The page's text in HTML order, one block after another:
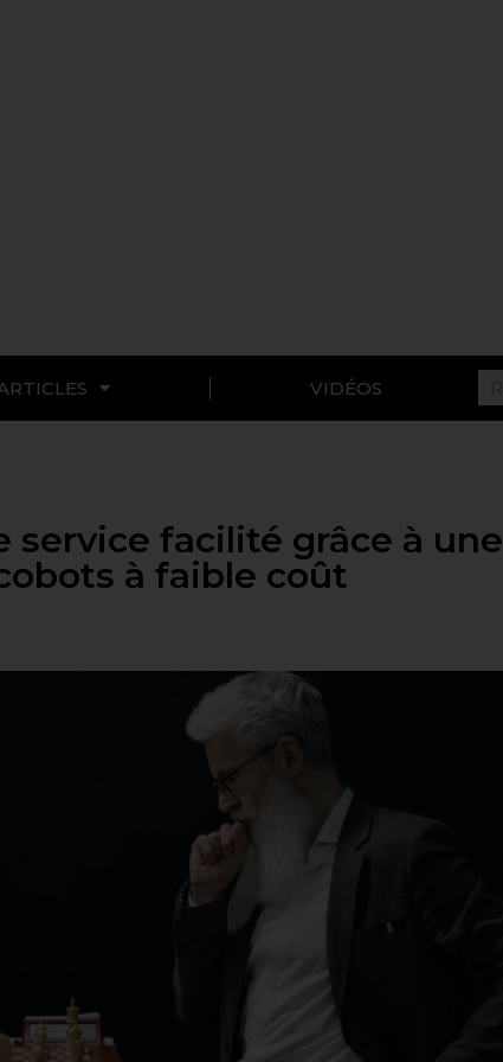
VIDÉOS
service facilité grâce à une
à faible coût